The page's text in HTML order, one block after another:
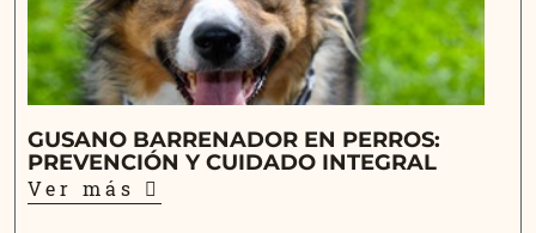
GUSANO BARRENADOR EN PERROS:
PREVENCIÓN Y CUIDADO INTEGRAL
Ver más